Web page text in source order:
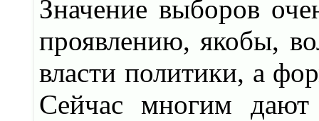
Значение выборов
проявлению, якобы,
власти политики, а
Сейчас многим